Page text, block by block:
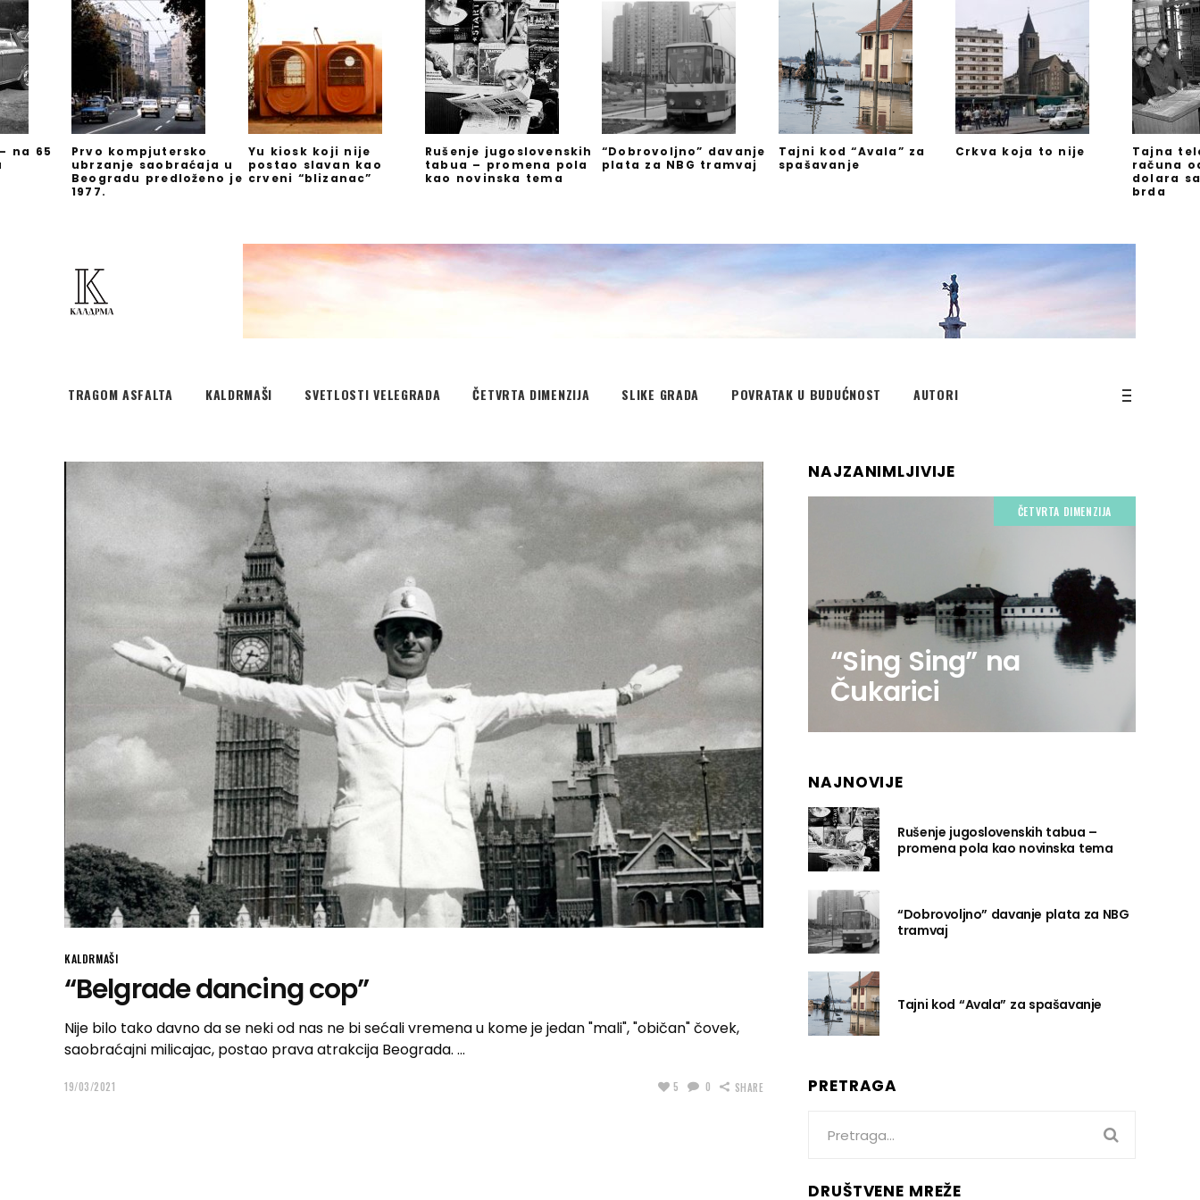
na 65
Prvo kompjutersko
ubrzanje saobraćaja u
Beogradu predloženo je
1977.
Yu kiosk koji nije
postao slavan kao
crveni “blizanac”
Rušenje jugoslovenskih
tabua – promena pola
kao novinska tema
“Dobrovoljno” davanje
plata za NBG tramvaj
Tajni kod “Avala” za
spašavanje
Crkva koja to nije
Tajna
računa
dolara
brda
TRAGOM ASFALTA KALDRMAŠI SVETLOSTI VELEGRADA ČETVRTA DIMENZIJA SLIKE GRADA POVRATAK U BUDUĆNOST AUTORI
KALDRMAŠI
“Belgrade dancing cop”
Nije bilo tako davno da se neki od nas ne bi sećali vremena u kome je jedan "mali", "običan" čovek,
saobraćajni milicajac, postao prava atrakcija Beograda.
19/03/2021 5 0 SHARE
NAJZANIMLJIVIJE
ČETVRTA DIMENZIJA
“Sing Sing” na
Čukarici
NAJNOVIJE
Rušenje jugoslovenskih tabua –
promena pola kao novinska tema
“Dobrovoljno” davanje plata za NBG
tramvaj
Tajni kod “Avala” za spašavanje
PRETRAGA
for:
DRUŠTVENE MREŽE